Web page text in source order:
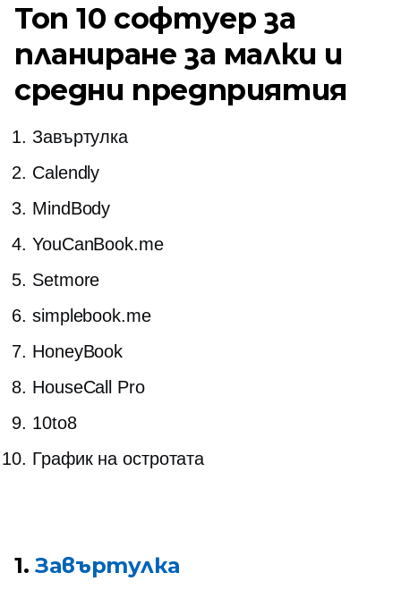
Топ 10 софтуер за
планиране за малки и
средни предприятия
Завъртулка
Calendly
MindBody
YouCanBook.me
Setmore
simplebook.me
HoneyBook
HouseCall Pro
10to8
График на остротата
1.Завъртулка